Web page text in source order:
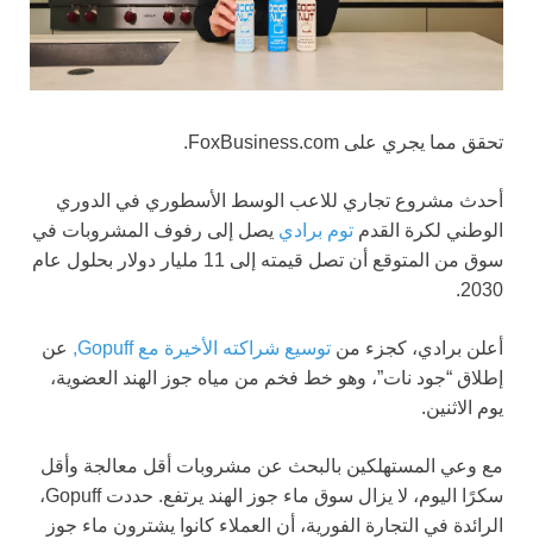
تحقق مما يجري على FoxBusiness.com.
أحدث مشروع تجاري للاعب الوسط الأسطوري في الدوري
الوطني لكرة القدم توم برادي يصل إلى رفوف المشروبات في
سوق من المتوقع أن تصل قيمته إلى 11 مليار دولار بحلول عام
2030.
أعلن برادي، كجزء من توسيع شراكته الأخيرة مع Gopuff,
عن
إطلاق “جود نات”، وهو خط فخم من مياه جوز الهند العضوية،
يوم الاثنين.
مع وعي المستهلكين بالبحث عن مشروبات أقل معالجة وأقل
سكرًا اليوم، لا يزال سوق ماء جوز الهند يرتفع. حددت Gopuff،
الرائدة في التجارة الفورية، أن العملاء كانوا يشترون ماء جوز